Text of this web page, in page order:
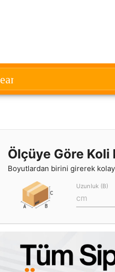
Ölçüye Göre Koli
Boyutlardan birini girerek
Uzunluk (B)